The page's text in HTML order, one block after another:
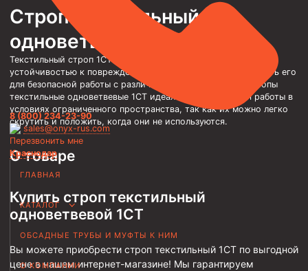
8 (800) 234-23-90
sales@onyx-rus.com
Перезвонить мне
Краснодар
ГЛАВНАЯ
КАТАЛОГ
ОБСАДНЫЕ ТРУБЫ И МУФТЫ К НИМ
О КОМПАНИИ
Трубы НКТ ТУ 14-3Р-138-2014
Трубы НКТ ТУ 14-3Р-121-2011
Трубы НКТ ТУ 14-161-232-2008
Трубы НКТ ТУ 39-0147016-97-99
Трубы НКТ ТУ 14-3-1534-87
Трубы НКТ ТУ 14-161-237-2018
Трубы НКТ ТУ 14-161-237-2018
Трубы НКТ ГОСТ 633-80
Муфты для насосно-компрессорных труб
Муфта НКТ 114
Муфта НКТ 102
Строп текстильный
одноветвевой 1СТ
Текстильный строп 1СТ обладает высокой прочностью и
устойчивостью к повреждениям, что позволяет использовать его
для безопасной работы с различными видами грузов. Стропы
текстильные одноветвевые 1СТ идеально подходят для работы в
условиях ограниченного пространства, так как их можно легко
скрутить и положить, когда они не используются.
О товаре
Купить строп текстильный
одноветвевой 1СТ
Вы можете приобрести строп текстильный 1СТ по выгодной
цене в нашем интернет-магазине! Мы гарантируем